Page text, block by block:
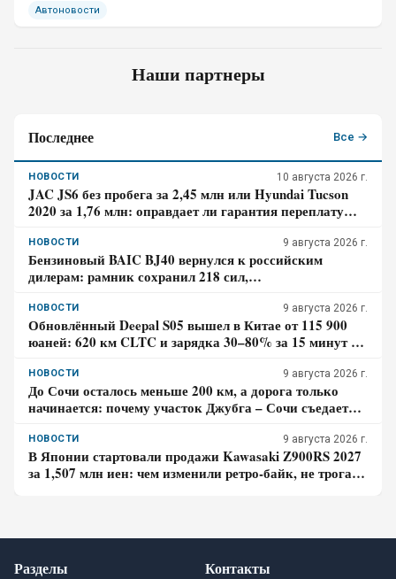
впечатление обманчиво.
Автоновости
Наши партнеры
Последнее Все →
НОВОСТИ 10 августа 2026 г.
JAC JS6 без пробега за 2,45 млн или Hyundai Tucson
2020 за 1,76 млн: оправдает ли гарантия переплату
НОВОСТИ 9 августа 2026 г.
Бензиновый BAIC BJ40 вернулся к российским
дилерам: рамник сохранил 218 сил,
НОВОСТИ 9 августа 2026 г.
Обновлённый Deepal S05 вышел в Китае от 115 900
юаней: 620 км CLTC и зарядка 30–80% за 15 минут –
НОВОСТИ 9 августа 2026 г.
До Сочи осталось меньше 200 км, а дорога только
начинается: почему участок Джубга – Сочи съедает
НОВОСТИ 9 августа 2026 г.
В Японии стартовали продажи Kawasaki Z900RS 2027
за 1,507 млн иен: чем изменили ретро-байк, не трогая
Разделы Контакты